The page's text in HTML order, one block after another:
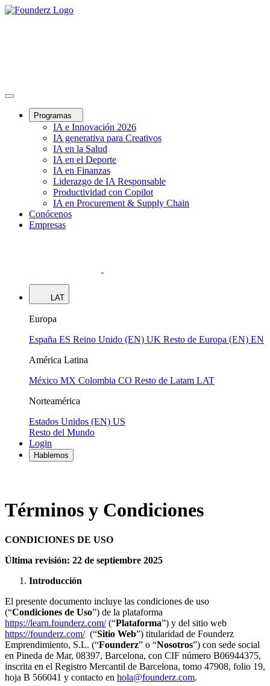
Programas
IA e Innovación 2026
IA generativa para Creativos
IA en la Salud
IA en el Deporte
IA en Finanzas
Liderazgo de IA Responsable
Productividad con Copilot
IA en Procurement & Supply Chain
Conócenos
Empresas
LAT
Europa
España ES Reino Unido (EN) UK Resto de Europa (EN) EN
América Latina
México MX Colombia CO Resto de Latam LAT
Norteamérica
Estados Unidos (EN) US
Resto del Mundo
Login
Hablemos
Términos y Condiciones
CONDICIONES DE USO
Última revisión: 22 de septiembre 2025
Introducción
El presente documento incluye las condiciones de uso
(“Condiciones de Uso”) de la plataforma
https://learn.founderz.com/(“Plataforma”) y del sitio web
https://founderz.com/(“Sitio Web”) titularidad de Founderz
Emprendimiento, S.L. (“Founderz” o “Nosotros”) con sede social
en Pineda de Mar, 08397, Barcelona, con CIF número B06944375,
inscrita en el Registro Mercantil de Barcelona, tomo 47908, folio 19,
hoja B 566041 y contacto en hola@founderz.com.